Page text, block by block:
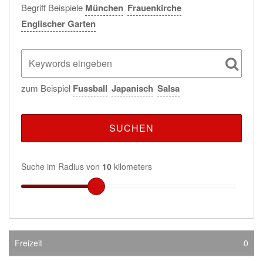
Begriff Beispiele München Frauenkirche
Englischer Garten
zum Beispiel Fussball Japanisch Salsa
Suche im Radius von 10 kilometers
Freizeit 0